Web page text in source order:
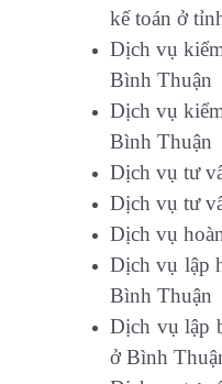
kế toán ở
Dịch vụ
Bình Thuận
Dịch vụ
Bình Thuận
Dịch vụ tư
Dịch vụ tư
Dịch vụ
Dịch vụ lập
Bình Thuận
Dịch vụ lập
ở Bình